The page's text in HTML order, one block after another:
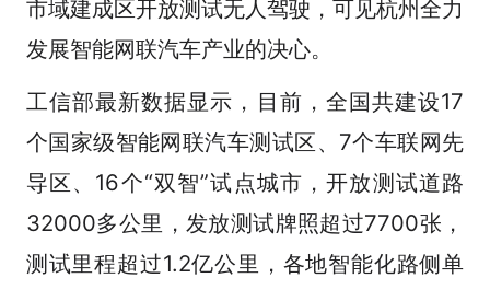
市域建成区开放测试无人驾驶，可见杭州全力
发展智能网联汽车产业的决心。
工信部最新数据显示，目前，全国共建设17
个国家级智能网联汽车测试区、7个车联网先
导区、16个“双智”试点城市，开放测试道路
32000多公里，发放测试牌照超过7700张，
测试里程超过1.2亿公里，各地智能化路侧单